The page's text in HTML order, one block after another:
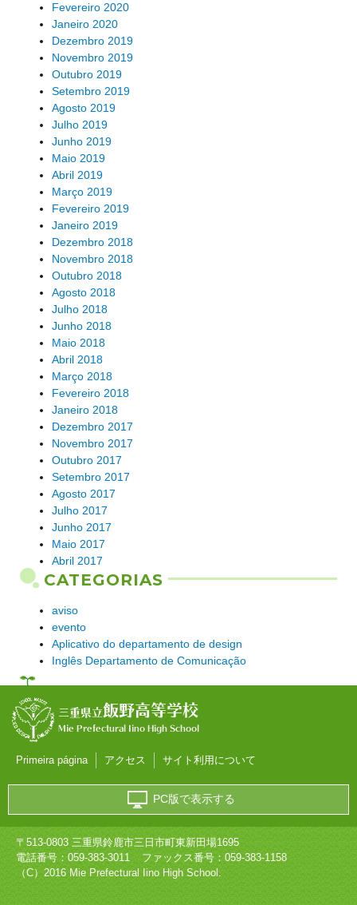
Fevereiro 2020
Janeiro 2020
Dezembro 2019
Novembro 2019
Outubro 2019
Setembro 2019
Agosto 2019
Julho 2019
Junho 2019
Maio 2019
Abril 2019
Março 2019
Fevereiro 2019
Janeiro 2019
Dezembro 2018
Novembro 2018
Outubro 2018
Agosto 2018
Julho 2018
Junho 2018
Maio 2018
Abril 2018
Março 2018
Fevereiro 2018
Janeiro 2018
Dezembro 2017
Novembro 2017
Outubro 2017
Setembro 2017
Agosto 2017
Julho 2017
Junho 2017
Maio 2017
Abril 2017
CATEGORIAS
aviso
evento
Aplicativo do departamento de design
Inglês Departamento de Comunicação
三重県立飯野高等学校
Mie Prefectural Iino High School
Primeira página アクセス サイト利用について
PC版で表示する
〒513-0803 三重県鈴鹿市三日市町東新田場1695
電話番号： 059-383-3011
ファックス番号：059-383-1158
（C）2016 Mie Prefectural Iino High School.